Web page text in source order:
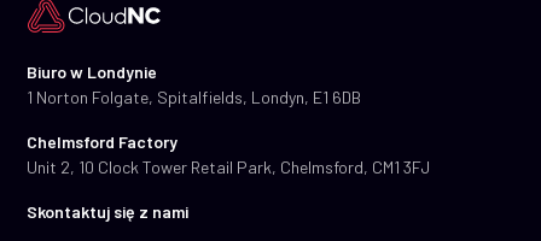
Biuro w Londynie
1 Norton Folgate, Spitalfields, Londyn, E1 6DB
Chelmsford Factory
Unit 2, 10 Clock Tower Retail Park, Chelmsford, CM1 3FJ
Skontaktuj się z nami